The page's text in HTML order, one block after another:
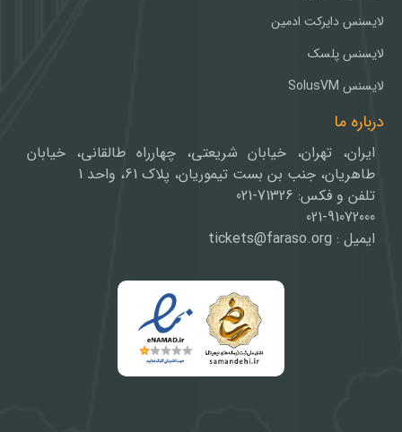
لایسنس دایرکت ادمین
لایسنس پلسک
لایسنس SolusVM
درباره ما
ایران، تهران، خیابان شریعتی، چهارراه طالقانی، خیابان
طاهریان، جنب بن بست تیموریان، پلاک 61، واحد 1
تلفن و فکس: 71326-021
021-91072000
ایمیل : tickets@faraso.org